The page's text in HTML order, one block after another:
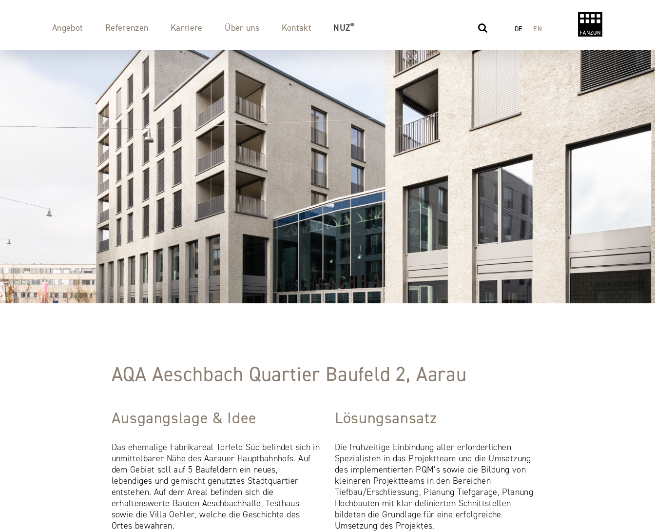
Angebot Referenzen Karriere Über uns Kontakt NUZ DE EN
AQA Aeschbach Quartier Baufeld 2, Aarau
Ausgangslage & Idee
Das ehemalige Fabrikareal Torfeld Süd befindet sich in
unmittelbarer Nähe des Aarauer Hauptbahnhofs. Auf
dem Gebiet soll auf 5 Baufeldern ein neues,
lebendiges und gemischt genutztes Stadtquartier
entstehen. Auf dem Areal befinden sich die
erhaltenswerte Bauten Aeschbachhalle, Testhaus
sowie die Villa Oehler, welche die Geschichte des
Ortes bewahren.
Lösungsansatz
Die frühzeitige Einbindung aller erforderlichen
Spezialisten in das Projektteam und die Umsetzung
des implementierten PQM’s sowie die Bildung von
kleineren Projektteams in den Bereichen
Tiefbau/Erschliessung, Planung Tiefgarage, Planung
Hochbauten mit klar definierten Schnittstellen
bildeten die Grundlage für eine erfolgreiche
Umsetzung des Projektes.